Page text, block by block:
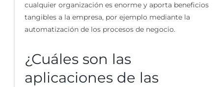
cualquier organización es enorme y aporta beneficios
tangibles a la empresa, por ejemplo mediante la
automatización de los procesos de negocio.
¿Cuáles son las
aplicaciones de las